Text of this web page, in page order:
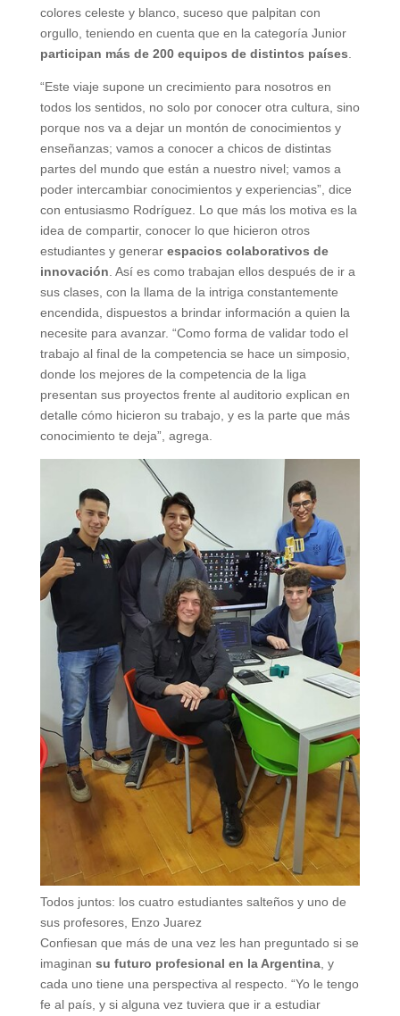
colores celeste y blanco, suceso que palpitan con
orgullo, teniendo en cuenta que en la categoría Junior
participan más de 200 equipos de distintos países
“Este viaje supone un crecimiento para nosotros en
todos los sentidos, no solo por conocer otra cultura, sino
porque nos va a dejar un montón de conocimientos y
enseñanzas; vamos a conocer a chicos de distintas
partes del mundo que están a nuestro nivel; vamos a
poder intercambiar conocimientos y experiencias”, dice
con entusiasmo Rodríguez. Lo que más los motiva es la
idea de compartir, conocer lo que hicieron otros
estudiantes y generar espacios colaborativos de
innovación . Así es como trabajan ellos después de ir a
sus clases, con la llama de la intriga constantemente
encendida, dispuestos a brindar información a quien la
necesite para avanzar. “Como forma de validar todo el
trabajo al final de la competencia se hace un simposio,
donde los mejores de la competencia de la liga
presentan sus proyectos frente al auditorio explican en
detalle cómo hicieron su trabajo, y es la parte que más
conocimiento te deja”, agrega.
Todos juntos: los cuatro estudiantes salteños y uno de
sus profesores, Enzo Juarez
Confiesan que más de una vez les han preguntado si se
imaginan su futuro profesional en la Argentina, y
cada uno tiene una perspectiva al respecto. “Yo le tengo
fe al país, y si alguna vez tuviera que ir a estudiar